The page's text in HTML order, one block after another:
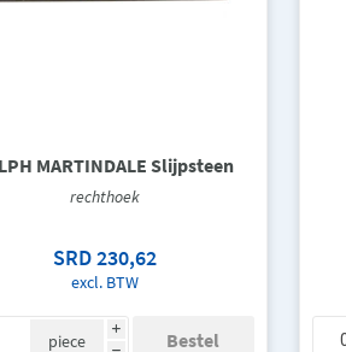
MARTINDALE Slijpsteen
rechthoek
SRD 230,62
excl. BTW
i
h
piece